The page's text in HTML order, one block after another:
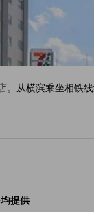
从横滨乘坐相铁
提供